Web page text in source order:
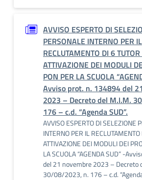
AVVISO ESPERTO DI
PERSONALE INTERNO PER IL
RECLUTAMENTO DI 6 TUTOR
ATTIVAZIONE DEI MODULI
PON PER LA SCUOLA
Avviso prot. n. 134894 del
2023 – Decreto del M.I.M.
176 – c.d. “Agenda SUD”.
AVVISO ESPERTO DI SELEZIONE
INTERNO PER IL
ATTIVAZIONE DEI MODULI DEI
LA SCUOLA “AGENDA SUD” -
del 21 novembre 2023 – Decreto
30/08/2023, n. 176 – c.d. “Agenda